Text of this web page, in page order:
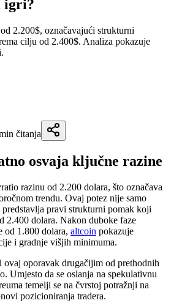
igri?
2.200$, označavajući strukturni
cilju od 2.400$. Analiza pokazuje
čitanja
osvaja ključne razine
razinu od 2.200 dolara, što označava
trendu. Ovaj potez nije samo
pravi strukturni pomak koji
2.400 dolara. Nakon duboke faze
od 1.800 dolara, altcoin pokazuje
i gradnje višjih minimuma.
oporavak drugačijim od prethodnih
Umjesto da se oslanja na spekulativnu
temelji se na čvrstoj potražnji na
pozicioniranja tradera.